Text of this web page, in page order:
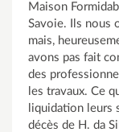
Maison
Savoie. Ils nous
mais,
avons pas fait
des
les travaux. Ce
liquidation leurs
décès de H. da